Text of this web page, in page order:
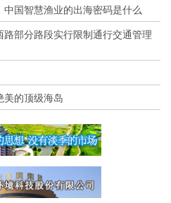
国智慧渔业的出海密码是什么
部分路段实行限制通行交通管理
美的顶级海岛